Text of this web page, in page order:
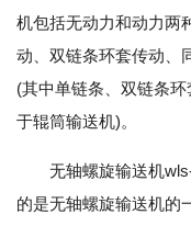
机包括无动力和动力两
动、双链条环套传动、
(其中单链条、双链条
于辊筒输送机)。
无轴螺旋输送机
的是无轴螺旋输送机的